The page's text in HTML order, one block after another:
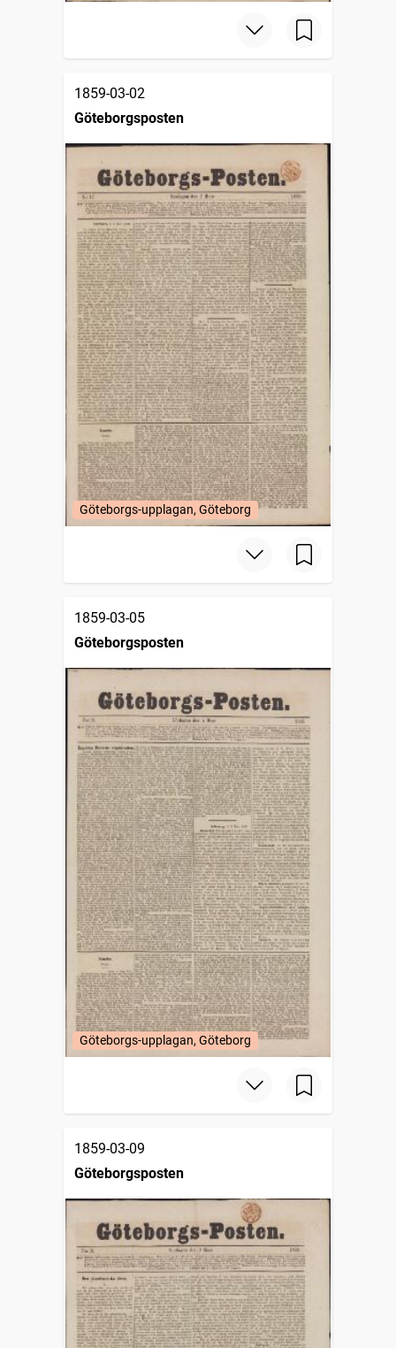
1859-03-02
Göteborgsposten
Göteborgs-upplagan, Göteborg
1859-03-05
Göteborgsposten
Göteborgs-upplagan, Göteborg
1859-03-09
Göteborgsposten